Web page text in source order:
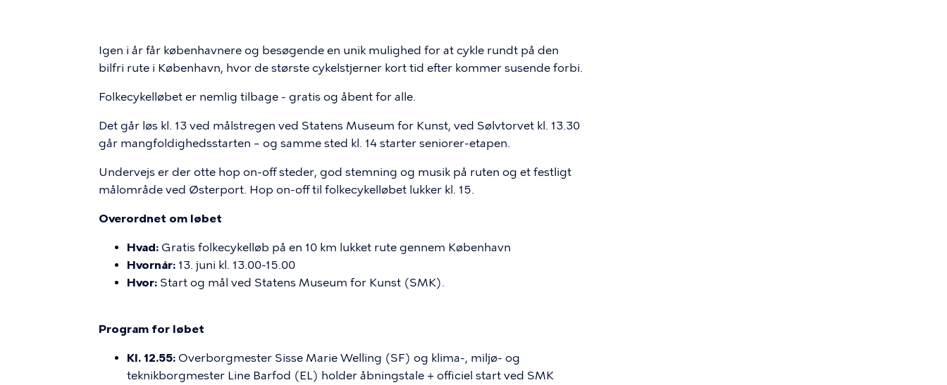
Igen i år får københavnere og besøgende en unik mulighed for at cykle rundt på den
bilfri rute i København, hvor de største cykelstjerner kort tid efter kommer susende forbi.
Folkecykelløbet er nemlig tilbage - gratis og åbent for alle.
Det går løs kl. 13 ved målstregen ved Statens Museum for Kunst, ved Sølvtorvet kl. 13.30
går mangfoldighedsstarten – og samme sted kl. 14 starter seniorer-etapen.
Undervejs er der otte hop on-off steder, god stemning og musik på ruten og et festligt
målområde ved Østerport. Hop on-off til folkecykelløbet lukker kl. 15.
Overordnet om løbet
Hvad: Gratis folkecykelløb på en 10 km lukket rute gennem København
Hvornår: 13. juni kl. 13.00-15.00
Hvor: Start og mål ved Statens Museum for Kunst (SMK).
Program for løbet
Kl. 12.55: Overborgmester Sisse Marie Welling (SF) og klima-, miljø- og
teknikborgmester Line Barfod (EL) holder åbningstale + officiel start ved SMK